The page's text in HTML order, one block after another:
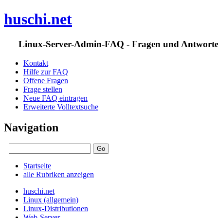
huschi.net
Linux-Server-Admin-FAQ - Fragen und
Kontakt
Hilfe zur FAQ
Offene Fragen
Frage stellen
Neue FAQ eintragen
Erweiterte Volltextsuche
Navigation
Startseite
alle Rubriken anzeigen
huschi.net
Linux (allgemein)
Linux-Distributionen